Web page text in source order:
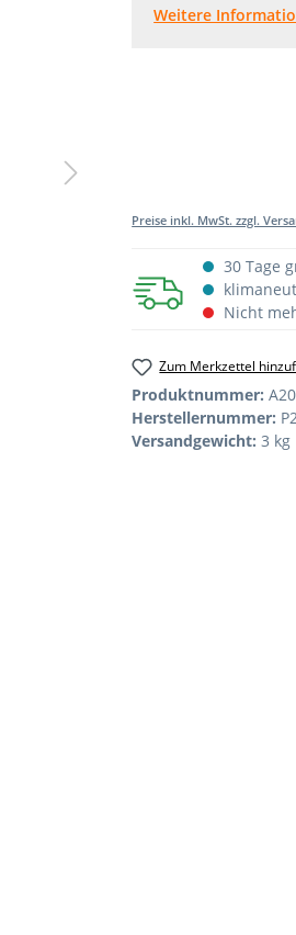
Weitere
Preise inkl. MwSt. zzgl.
30 Tage
Nicht
Zum Merkzettel
Produktnummer:
Herstellernummer:
Versandgewicht: 3 kg